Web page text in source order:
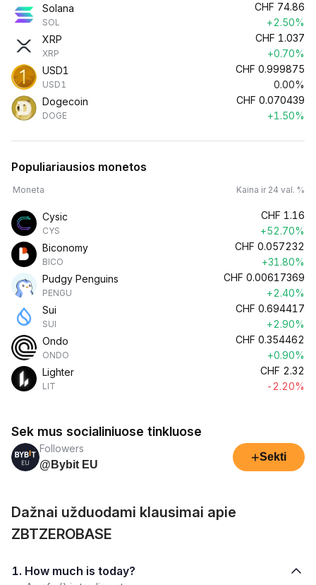
Solana
SOL
CHF 74.86
+2.50%
XRP
XRP
CHF 1.037
+0.70%
USD1
USD1
CHF 0.999875
0.00%
Dogecoin
DOGE
CHF 0.070439
+1.50%
Populiariausios monetos
Moneta Kaina ir 24 val. %
Cysic
CYS
CHF 1.16
+52.70%
Biconomy
BICO
CHF 0.057232
+31.80%
Pudgy Penguins
PENGU
CHF 0.00617369
+2.40%
Sui
SUI
CHF 0.694417
+2.90%
Ondo
ONDO
CHF 0.354462
+0.90%
Lighter
LIT
CHF 2.32
-2.20%
Sek mus socialiniuose tinkluose
Followers
@Bybit EU
+Sekti
Dažnai užduodami klausimai apie
ZBTZEROBASE
1. How much is today?